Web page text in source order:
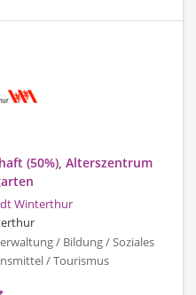
(50%), Alterszentrum
Winterthur
/ Bildung / Soziales
/ Tourismus